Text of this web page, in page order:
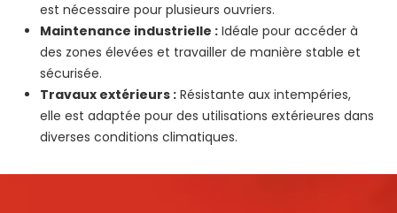
est nécessaire pour plusieurs ouvriers.
Maintenance industrielle : Idéale pour accéder à
des zones élevées et travailler de manière stable et
sécurisée.
Travaux extérieurs : Résistante aux intempéries,
elle est adaptée pour des utilisations extérieures dans
diverses conditions climatiques.